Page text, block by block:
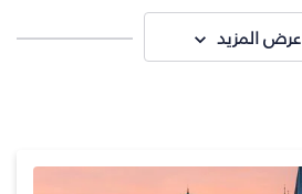
عرض المزيد